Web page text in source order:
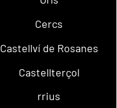
Cercs
Castellví de Rosanes
Castellterçol
rrius